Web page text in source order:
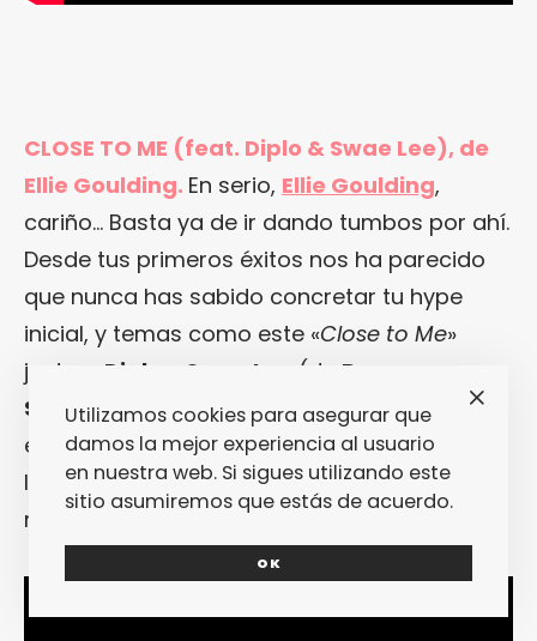
CLOSE TO ME (feat. Diplo & Swae Lee), de
Ellie Goulding. En serio, Ellie Goulding,
cariño… Basta ya de ir dando tumbos por ahí.
Desde tus primeros éxitos nos ha parecido
que nunca has sabido concretar tu hype
inicial, y temas como este «Close to Me»
junto a Diplo Swae Lee (de Rae
Sremmurd) no ayudan. Para nada. Porque
es agradable y majo y tal. Pero no pasará a
la historia. Ni te hará lo grande que parecías
merecer ser.
Utilizamos cookies para asegurar que
damos la mejor experiencia al usuario
en nuestra web. Si sigues utilizando este
sitio asumiremos que estás de acuerdo.
OK